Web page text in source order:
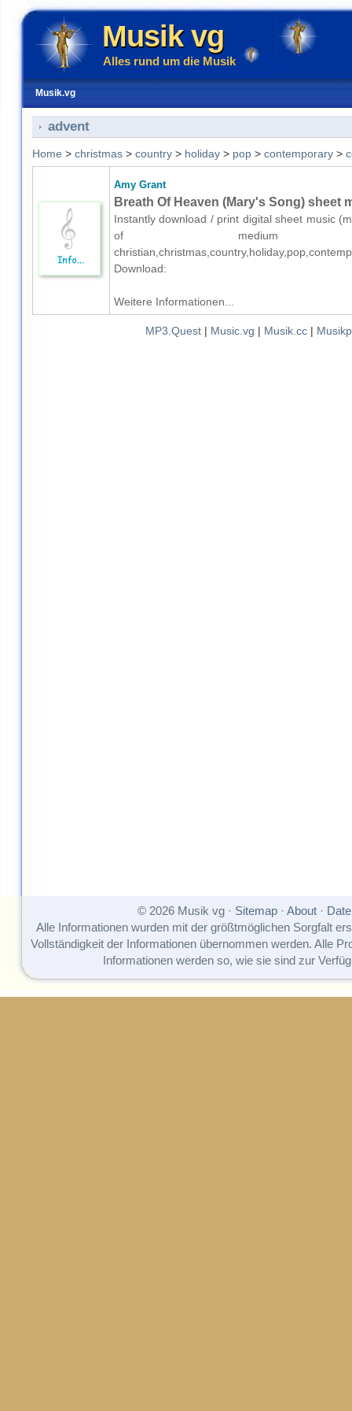
Musik vg
Alles rund um die Musik
Musik.vg
advent
Home > christmas> country> holiday> pop> contemporary>
Amy Grant
Breath Of Heaven (Mary's Song) sheet
Instantly download / print digital sheet music
of medium
Download:
Weitere Informationen...
MP3.Quest| Music.vg | Musik.cc|
© 2026 Musik vg · Sitemap· About·
Alle Informationen wurden mit der größtmöglichen Sorgfalt
Vollständigkeit der Informationen übernommen werden. Alle
Informationen werden so, wie sie sind zur